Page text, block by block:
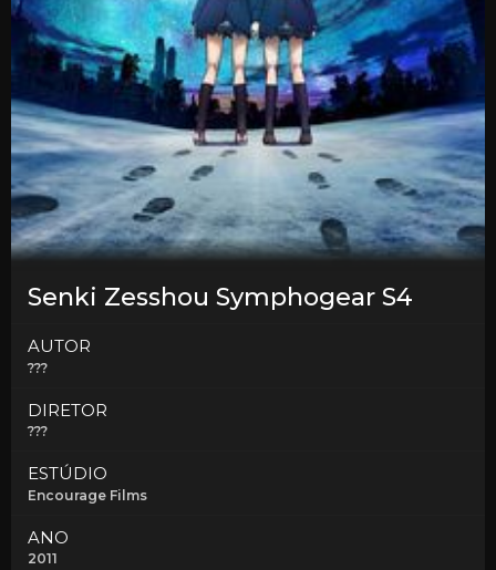
Senki Zesshou Symphogear S4
AUTOR
???
DIRETOR
???
ESTÚDIO
Encourage Films
ANO
2011